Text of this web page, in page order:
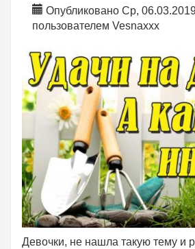
Опубликовано Ср,
пользователем Vesnaxxx
Девочки, не нашла такую тему и